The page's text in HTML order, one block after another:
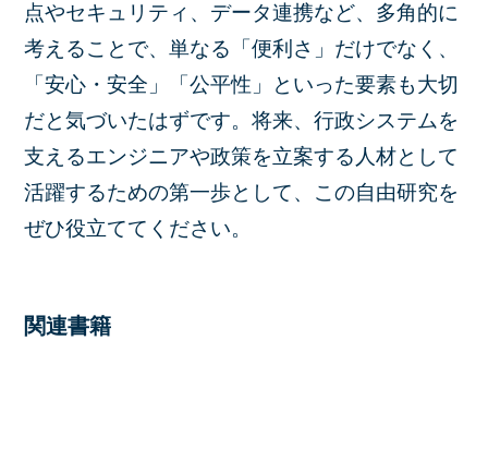
点やセキュリティ、データ連携など、多角的に
考えることで、単なる「便利さ」だけでなく、
「安心・安全」「公平性」といった要素も大切
だと気づいたはずです。将来、行政システムを
支えるエンジニアや政策を立案する人材として
活躍するための第一歩として、この自由研究を
ぜひ役立ててください。
関連書籍